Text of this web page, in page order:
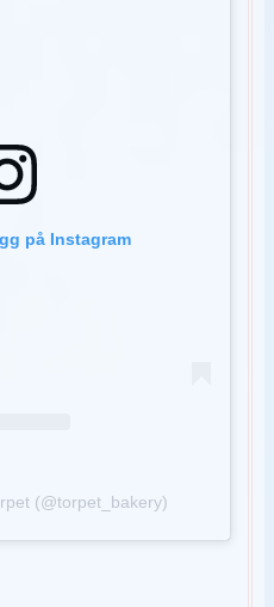
på Instagram
(@torpet_bakery)